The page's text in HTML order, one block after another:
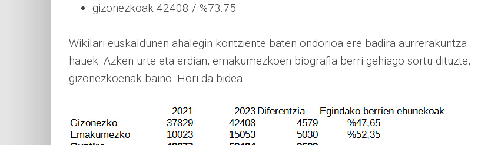
gizonezkoak 42408 / %73.75
Wikilari euskaldunen ahalegin kontziente baten ondorioa ere badira aurrerakuntza
hauek. Azken urte eta erdian, emakumezkoen biografia berri gehiago sortu dituzte,
gizonezkoenak baino. Hori da bidea.